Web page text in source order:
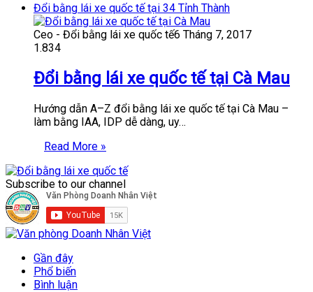
Đổi bằng lái xe quốc tế tại 34 Tỉnh Thành
Ceo - Đổi bằng lái xe quốc tế6 Tháng 7, 2017
1.834
Đổi bằng lái xe quốc tế tại Cà Mau
Hướng dẫn A–Z đổi bằng lái xe quốc tế tại Cà Mau –
làm bằng IAA, IDP dễ dàng, uy…
Read More »
Subscribe to our channel
Gần đây
Phổ biến
Bình luận